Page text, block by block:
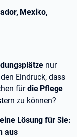
Mexiko,
nur
Eindruck, dass
fürdie Pflege
zu können?
Lösung für Sie:
aus